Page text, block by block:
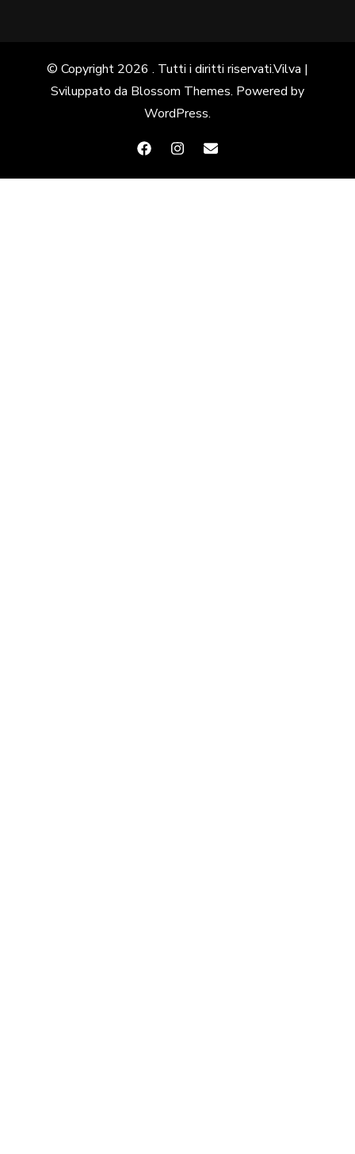
© Copyright 2026 . Tutti i diritti riservati.Vilva |
Sviluppato da Blossom Themes. Powered by
WordPress.